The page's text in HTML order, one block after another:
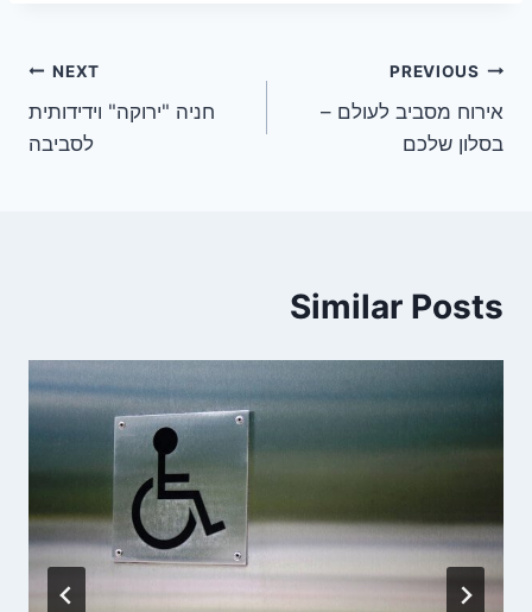
ניווט
PREVIOUS
אירוח מסביב לעולם –
בסלון שלכם
NEXT
חניה "ירוקה" וידידותית
לסביבה
Similar Posts